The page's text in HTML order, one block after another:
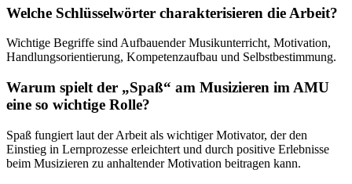
Welche Schlüsselwörter charakterisieren die Arbeit?
Wichtige Begriffe sind Aufbauender Musikunterricht, Motivation,
Handlungsorientierung, Kompetenzaufbau und Selbstbestimmung.
Warum spielt der „Spaß“ am Musizieren im AMU
eine so wichtige Rolle?
Spaß fungiert laut der Arbeit als wichtiger Motivator, der den
Einstieg in Lernprozesse erleichtert und durch positive Erlebnisse
beim Musizieren zu anhaltender Motivation beitragen kann.